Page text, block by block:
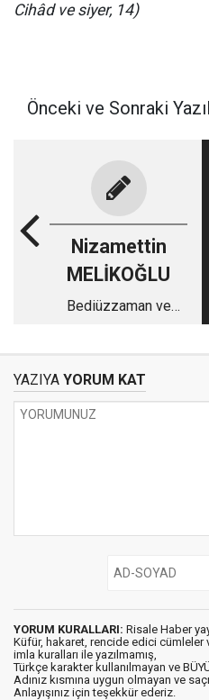
Cihâd ve siyer, 14)
Önceki ve Sonraki
Nizamettin
MELİKOĞLU
Bediüzzaman ve
(2)
YAZIYA YORUM KAT
YORUM KURALLARI: Risale Haber
Küfür, hakaret, rencide edici cümleler
imla kuralları ile yazılmamış,
Türkçe karakter kullanılmayan ve
Adınız kısmına uygun olmayan ve
Anlayışınız için teşekkür ederiz.